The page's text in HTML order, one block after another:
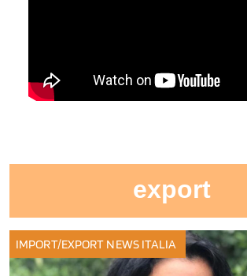
export
IMPORT/EXPORT NEWS ITALIA